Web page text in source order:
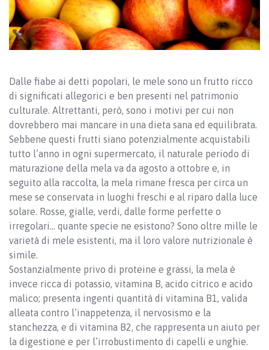
Dalle fiabe ai detti popolari, le mele sono un frutto ricco
di significati allegorici e ben presenti nel patrimonio
culturale. Altrettanti, però, sono i motivi per cui non
dovrebbero mai mancare in una dieta sana ed equilibrata.
Sebbene questi frutti siano potenzialmente acquistabili
tutto l’anno in ogni supermercato, il naturale periodo di
maturazione della mela va da agosto a ottobre e, in
seguito alla raccolta, la mela rimane fresca per circa un
mese se conservata in luoghi freschi e al riparo dalla luce
solare. Rosse, gialle, verdi, dalle forme perfette o
irregolari… quante specie ne esistono? Sono oltre mille le
varietà di mele esistenti, ma il loro valore nutrizionale è
simile.
Sostanzialmente privo di proteine e grassi, la mela è
invece ricca di potassio, vitamina B, acido citrico e acido
malico; presenta ingenti quantità di vitamina B1, valida
alleata contro l’inappetenza, il nervosismo e la
stanchezza, e di vitamina B2, che rappresenta un aiuto per
la digestione e per l’irrobustimento di capelli e unghie.